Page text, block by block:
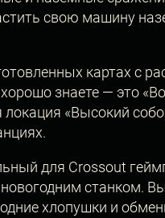
свою машину
картах с
знаете — это
«Высокий
для Crossout
станком.
хлопушки и